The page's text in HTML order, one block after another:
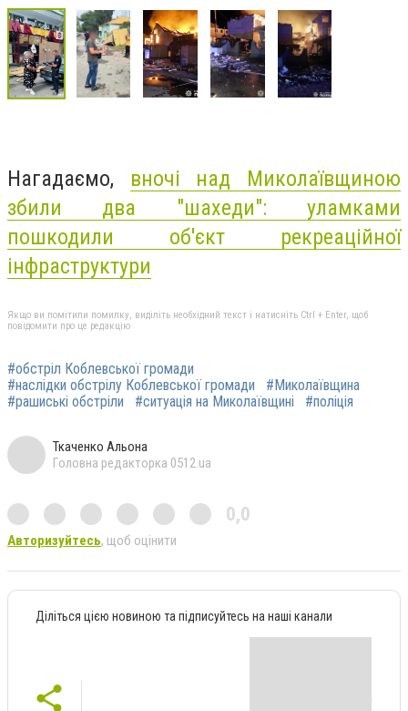
Нагадаємо, вночі над Миколаївщиною
збили два "шахеди": уламками
пошкодили об'єкт рекреаційної
інфраструктури
Якщо ви помітили помилку, виділіть необхідний текст і натисніть Ctrl + Enter, щоб
повідомити про це редакцію
#обстріл Коблевської громади
#наслідки обстрілу Коблевської громади
#Миколаївщина
#рашиські обстріли
#ситуація на Миколаївщині #поліція
Ткаченко Альона
Головна редакторка 0512.ua
0,0
Авторизуйтесь, щоб оцінити
Діліться цією новиною та підписуйтесь на наші канали